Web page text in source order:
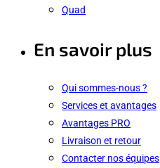
Quad
En savoir plus
Qui sommes-nous ?
Services et avantages
Avantages PRO
Livraison et retour
Contacter nos équipes